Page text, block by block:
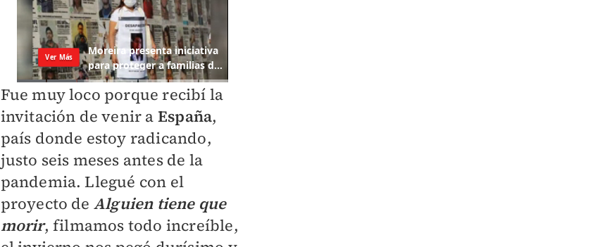
Fue muy loco porque recibí la
invitación de venir a España,
país donde estoy radicando,
justo seis meses antes de la
pandemia. Llegué con el
proyecto de Alguien tiene que
morir, filmamos todo increíble,